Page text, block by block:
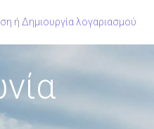
ή Δημιουργία λογαριασμού